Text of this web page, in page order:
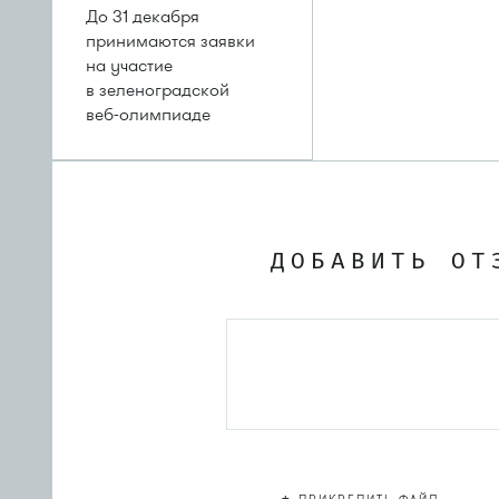
До 31 декабря
принимаются заявки
на участие
в зеленоградской
веб-олимпиаде
ДОБАВИТЬ